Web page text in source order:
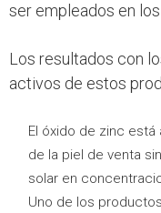
ser empleados en
Los resultados con
activos de estos
El óxido de zinc
de la piel de venta
solar en
Uno de los